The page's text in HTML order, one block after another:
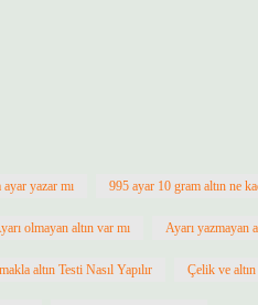
ayar yazar mı 995 ayar 10 gram altın ne
olmayan altın var mı Ayarı yazmayan
altın Testi Nasıl Yapılır Çelik ve